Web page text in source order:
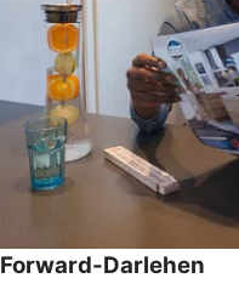
Forward-Darlehen